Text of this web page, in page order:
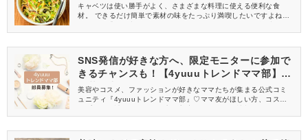
キャベツは使い勝手がよく、さまざまな料理に使える便利な食
材。 できるだけ簡単で素材の味をたっぷり満喫したいですよね。
だけの簡単調理とは思えない完成度です♡ 今回は、作り置きもで
SNS発信が好きな方へ、限定モニターに参加で
きるチャンスも！【4yuuuトレンドママ部】部
員募集中
美容やコスメ、ファッションが好きなママたちが集まる公式コミ
ュニティ『4yuuuトレンドママ部』♡ママ友がほしい方、コスメサ
信してくれる方を募集しています！